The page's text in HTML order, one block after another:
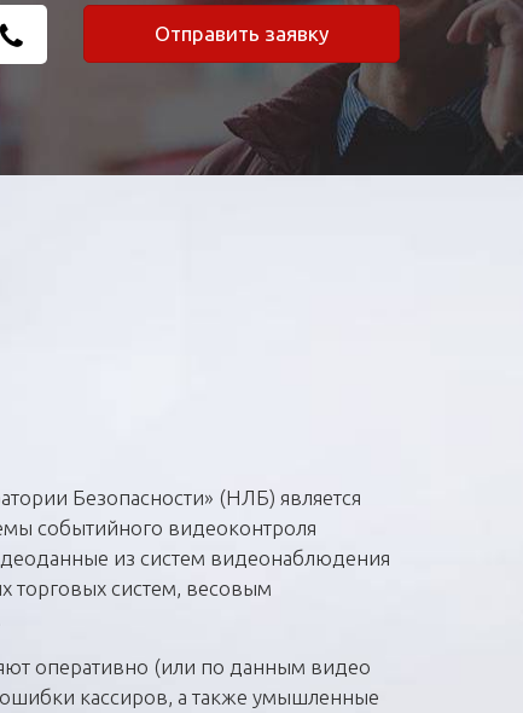
Безопасности» (НЛБ) является
событийного видеоконтроля
из систем видеонаблюдения
торговых систем, весовым
оперативно (или по данным видео
кассиров, а также умышленные